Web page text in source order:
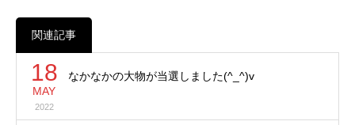
関連記事
18
MAY
2022
なかなかの大物が当選しました(^_^)v